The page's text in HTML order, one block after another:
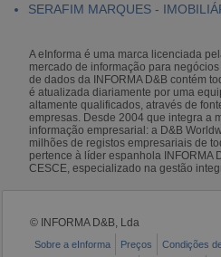
SERAFIM MARQUES -
A eInforma é uma marca licenciada
mercado de informação para
de dados da INFORMA D&B contém
é atualizada diariamente por uma
altamente qualificados, através de
empresas. Desde 2004 que integra a
informação empresarial: a D&B
milhões de registos empresariais de
pertence à líder espanhola INFORMA
CESCE, especializado na gestão
© INFORMA D&B, Lda
Sobre a eInforma Preços Condições